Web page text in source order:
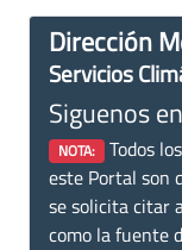
Dirección
Servicios
Siguenos en
NOTA: Todos
este Portal son
se solicita citar
como la fuente